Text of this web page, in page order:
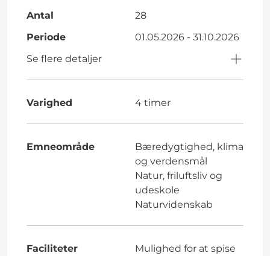
Antal
28
Periode
01.05.2026 - 31.10.2026
Se flere detaljer
Varighed 4 timer
Emneområde
Bæredygtighed, klima
og verdensmål
Natur, friluftsliv og
udeskole
Naturvidenskab
Faciliteter
Mulighed for at spise